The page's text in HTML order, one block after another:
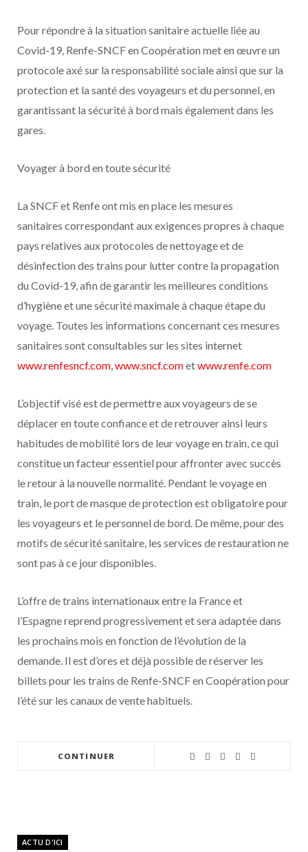
Pour répondre à la situation sanitaire actuelle liée au
Covid-19, Renfe-SNCF en Coopération met en œuvre un
protocole axé sur la responsabilité sociale ainsi que sur la
protection et la santé des voyageurs et du personnel, en
garantissant la sécurité à bord mais également dans les
gares.
Voyager à bord en toute sécurité
La SNCF et Renfe ont mis en place les mesures
sanitaires correspondant aux exigences propres à chaque
pays relatives aux protocoles de nettoyage et de
désinfection des trains pour lutter contre la propagation
du Covid-19, afin de garantir les meilleures conditions
d’hygiène et une sécurité maximale à chaque étape du
voyage. Toutes les informations concernant ces mesures
sanitaires sont consultables sur les sites internet
www.renfesncf.com www.sncf.cometwww.renfe.com
L’objectif visé est de permettre aux voyageurs de se
déplacer en toute confiance et de retrouver ainsi leurs
habitudes de mobilité lors de leur voyage en train, ce qui
constitue un facteur essentiel pour affronter avec succès
le retour à la nouvelle normalité. Pendant le voyage en
train, le port de masque de protection est obligatoire pour
les voyageurs et le personnel de bord. De même, pour des
motifs de sécurité sanitaire, les services de restauration ne
sont pas à ce jour disponibles.
L’offre de trains internationaux entre la France et
l’Espagne reprend progressivement et sera adaptée dans
les prochains mois en fonction de l’évolution de la
demande. Il est d’ores et déjà possible de réserver les
billets pour les trains de Renfe-SNCF en Coopération pour
l’été sur les canaux de vente habituels.
CONTINUER
ACTU D'ICI